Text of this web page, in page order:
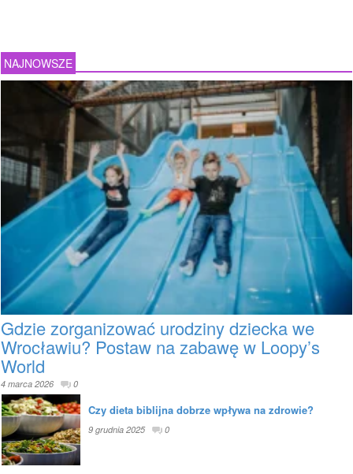
NAJNOWSZE
Gdzie zorganizować urodziny dziecka we
Wrocławiu? Postaw na zabawę w Loopy’s
World
4 marca 2026 0
Czy dieta biblijna dobrze wpływa na zdrowie?
9 grudnia 2025 0